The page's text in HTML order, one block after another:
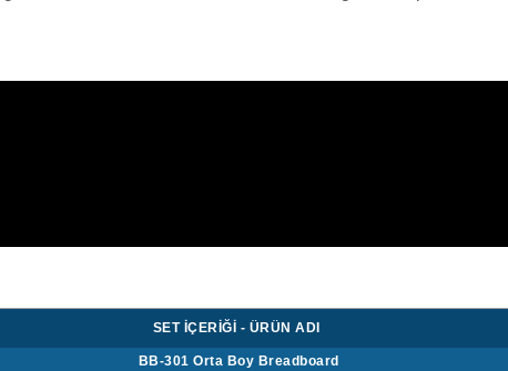
SET İÇERİĞİ - ÜRÜN ADI
BB-301 Orta Boy Breadboard